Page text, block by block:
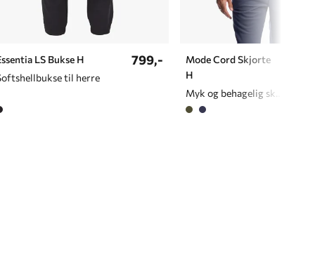
LS Bukse H
til herre
799,-
Mode Cord Skjorte
H